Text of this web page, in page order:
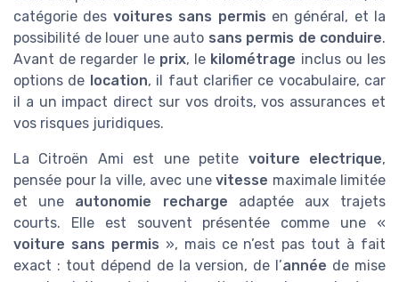
catégorie des voitures sans permis en général, et la
possibilité de louer une auto sans permis de conduire.
Avant de regarder le prix, le kilométrage inclus ou les
options de location, il faut clarifier ce vocabulaire, car
il a un impact direct sur vos droits, vos assurances et
vos risques juridiques.
La Citroën Ami est une petite voiture electrique,
pensée pour la ville, avec une vitesse maximale limitée
et une autonomie recharge adaptée aux trajets
courts. Elle est souvent présentée comme une «
voiture sans permis », mais ce n’est pas tout à fait
exact : tout dépend de la version, de l’année de mise